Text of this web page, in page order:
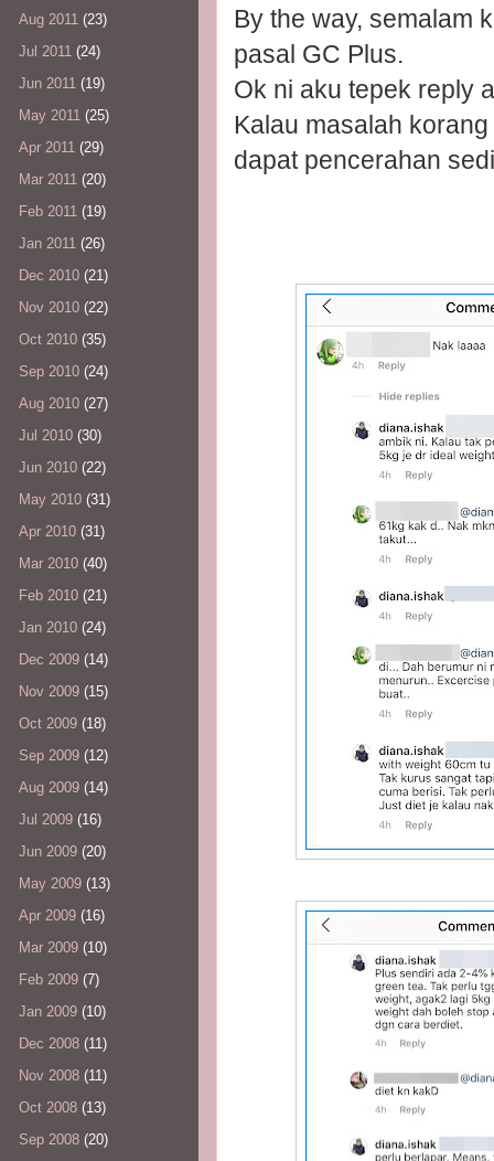
By the way, semalam
pasal GC Plus.
Ok ni aku tepek reply
Kalau masalah
dapat pencerahan
Aug 2011 (23)
Jul 2011 (24)
Jun 2011 (19)
May 2011 (25)
Apr 2011 (29)
Mar 2011 (20)
Feb 2011 (19)
Jan 2011 (26)
Dec 2010 (21)
Nov 2010 (22)
Oct 2010 (35)
Sep 2010 (24)
Aug 2010 (27)
Jul 2010 (30)
Jun 2010 (22)
May 2010 (31)
Apr 2010 (31)
Mar 2010 (40)
Feb 2010 (21)
Jan 2010 (24)
Dec 2009 (14)
Nov 2009 (15)
Oct 2009 (18)
Sep 2009 (12)
Aug 2009 (14)
Jul 2009 (16)
Jun 2009 (20)
May 2009 (13)
Apr 2009 (16)
Mar 2009 (10)
Feb 2009 (7)
Jan 2009 (10)
Dec 2008 (11)
Nov 2008 (11)
Oct 2008 (13)
Sep 2008 (20)